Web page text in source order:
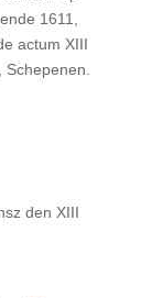
1611,
actum XIII
den XIII